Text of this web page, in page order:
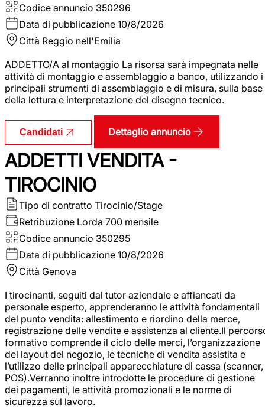
Codice annuncio 350296
Data di pubblicazione 10/8/2026
Città Reggio nell'Emilia
ADDETTO/A al montaggio La risorsa sarà impegnata nelle
attività di montaggio e assemblaggio a banco, utilizzando i
principali strumenti di assemblaggio e di misura, sulla base
della lettura e interpretazione del disegno tecnico.
Candidati Dettaglio annuncio
ADDETTI VENDITA -
TIROCINIO
Tipo di contratto Tirocinio/Stage
Retribuzione Lorda 700 mensile
Codice annuncio 350295
Data di pubblicazione 10/8/2026
Città Genova
I tirocinanti, seguiti dal tutor aziendale e affiancati da
personale esperto, apprenderanno le attività fondamentali
del punto vendita: allestimento e riordino della merce,
registrazione delle vendite e assistenza al cliente.Il
formativo comprende il ciclo delle merci, l’organizzazione
del layout del negozio, le tecniche di vendita assistita e
l’utilizzo delle principali apparecchiature di cassa (scanner,
POS).Verranno inoltre introdotte le procedure di gestione
dei pagamenti, le attività promozionali e le norme di
sicurezza sul lavoro.